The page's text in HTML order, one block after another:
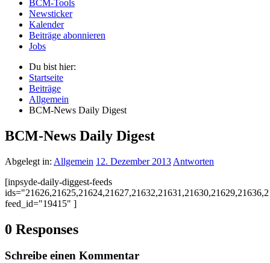
BCM-Tools
Newsticker
Kalender
Beiträge abonnieren
Jobs
Du bist hier:
Startseite
Beiträge
Allgemein
BCM-News Daily Digest
BCM-News Daily Digest
Abgelegt in: Allgemein 12. Dezember 2013 Antworten
[inpsyde-daily-diggest-feeds
feed_id="19415" ]
0 Responses
Schreibe einen Kommentar